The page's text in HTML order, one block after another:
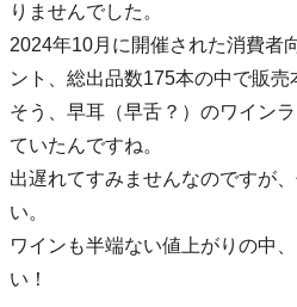
りませんでした。
2024年10月に開催された消費者
ント、総出品数175本の中で販売
そう、早耳（早舌？）のワイン
ていたんですね。
出遅れてすみませんなのですが
い。
ワインも半端ない値上がりの中
い！